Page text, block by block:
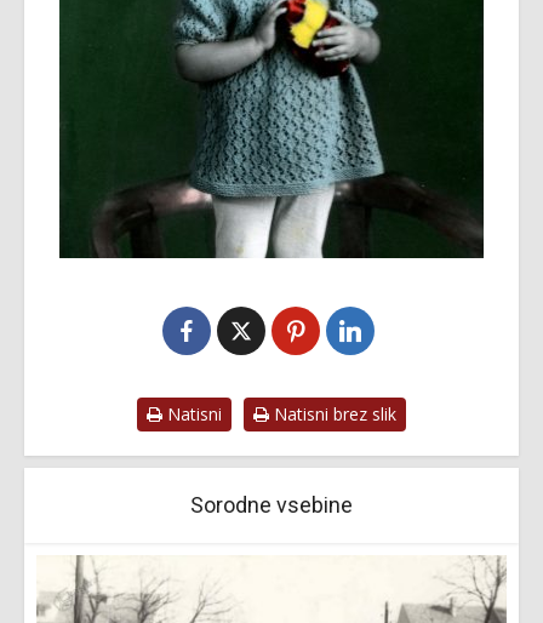
Natisni Natisni brez slik
Sorodne vsebine